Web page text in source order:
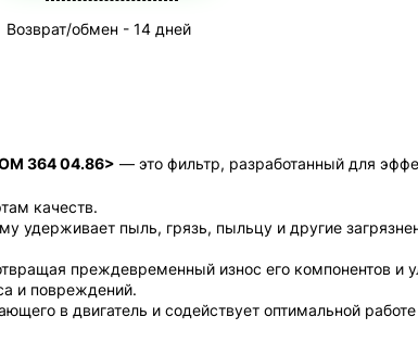
Возврат/обмен - 14 дней
364 04.86> — это фильтр, разработанный для
качеств.
удерживает пыль, грязь, пыльцу и другие
преждевременный износ его компонентов и
и повреждений.
в двигатель и содействует оптимальной